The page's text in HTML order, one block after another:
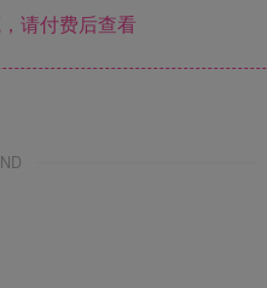
请付费后查看